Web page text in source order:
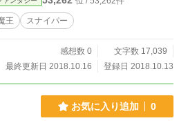
！」 「わぁ、「鳥」美味しいから好き！」
くお話です。
王 スナイパー
感想数 0
文字数 17,039
最終更新日 2018.10.16
登録日 2018.10.13
お気に入り追加 0